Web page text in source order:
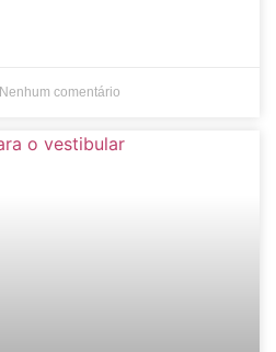
Nenhum comentário